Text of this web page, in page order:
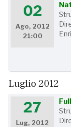
02
Ago, 2012
21:00
Luglio 2012
27
Lug, 2012